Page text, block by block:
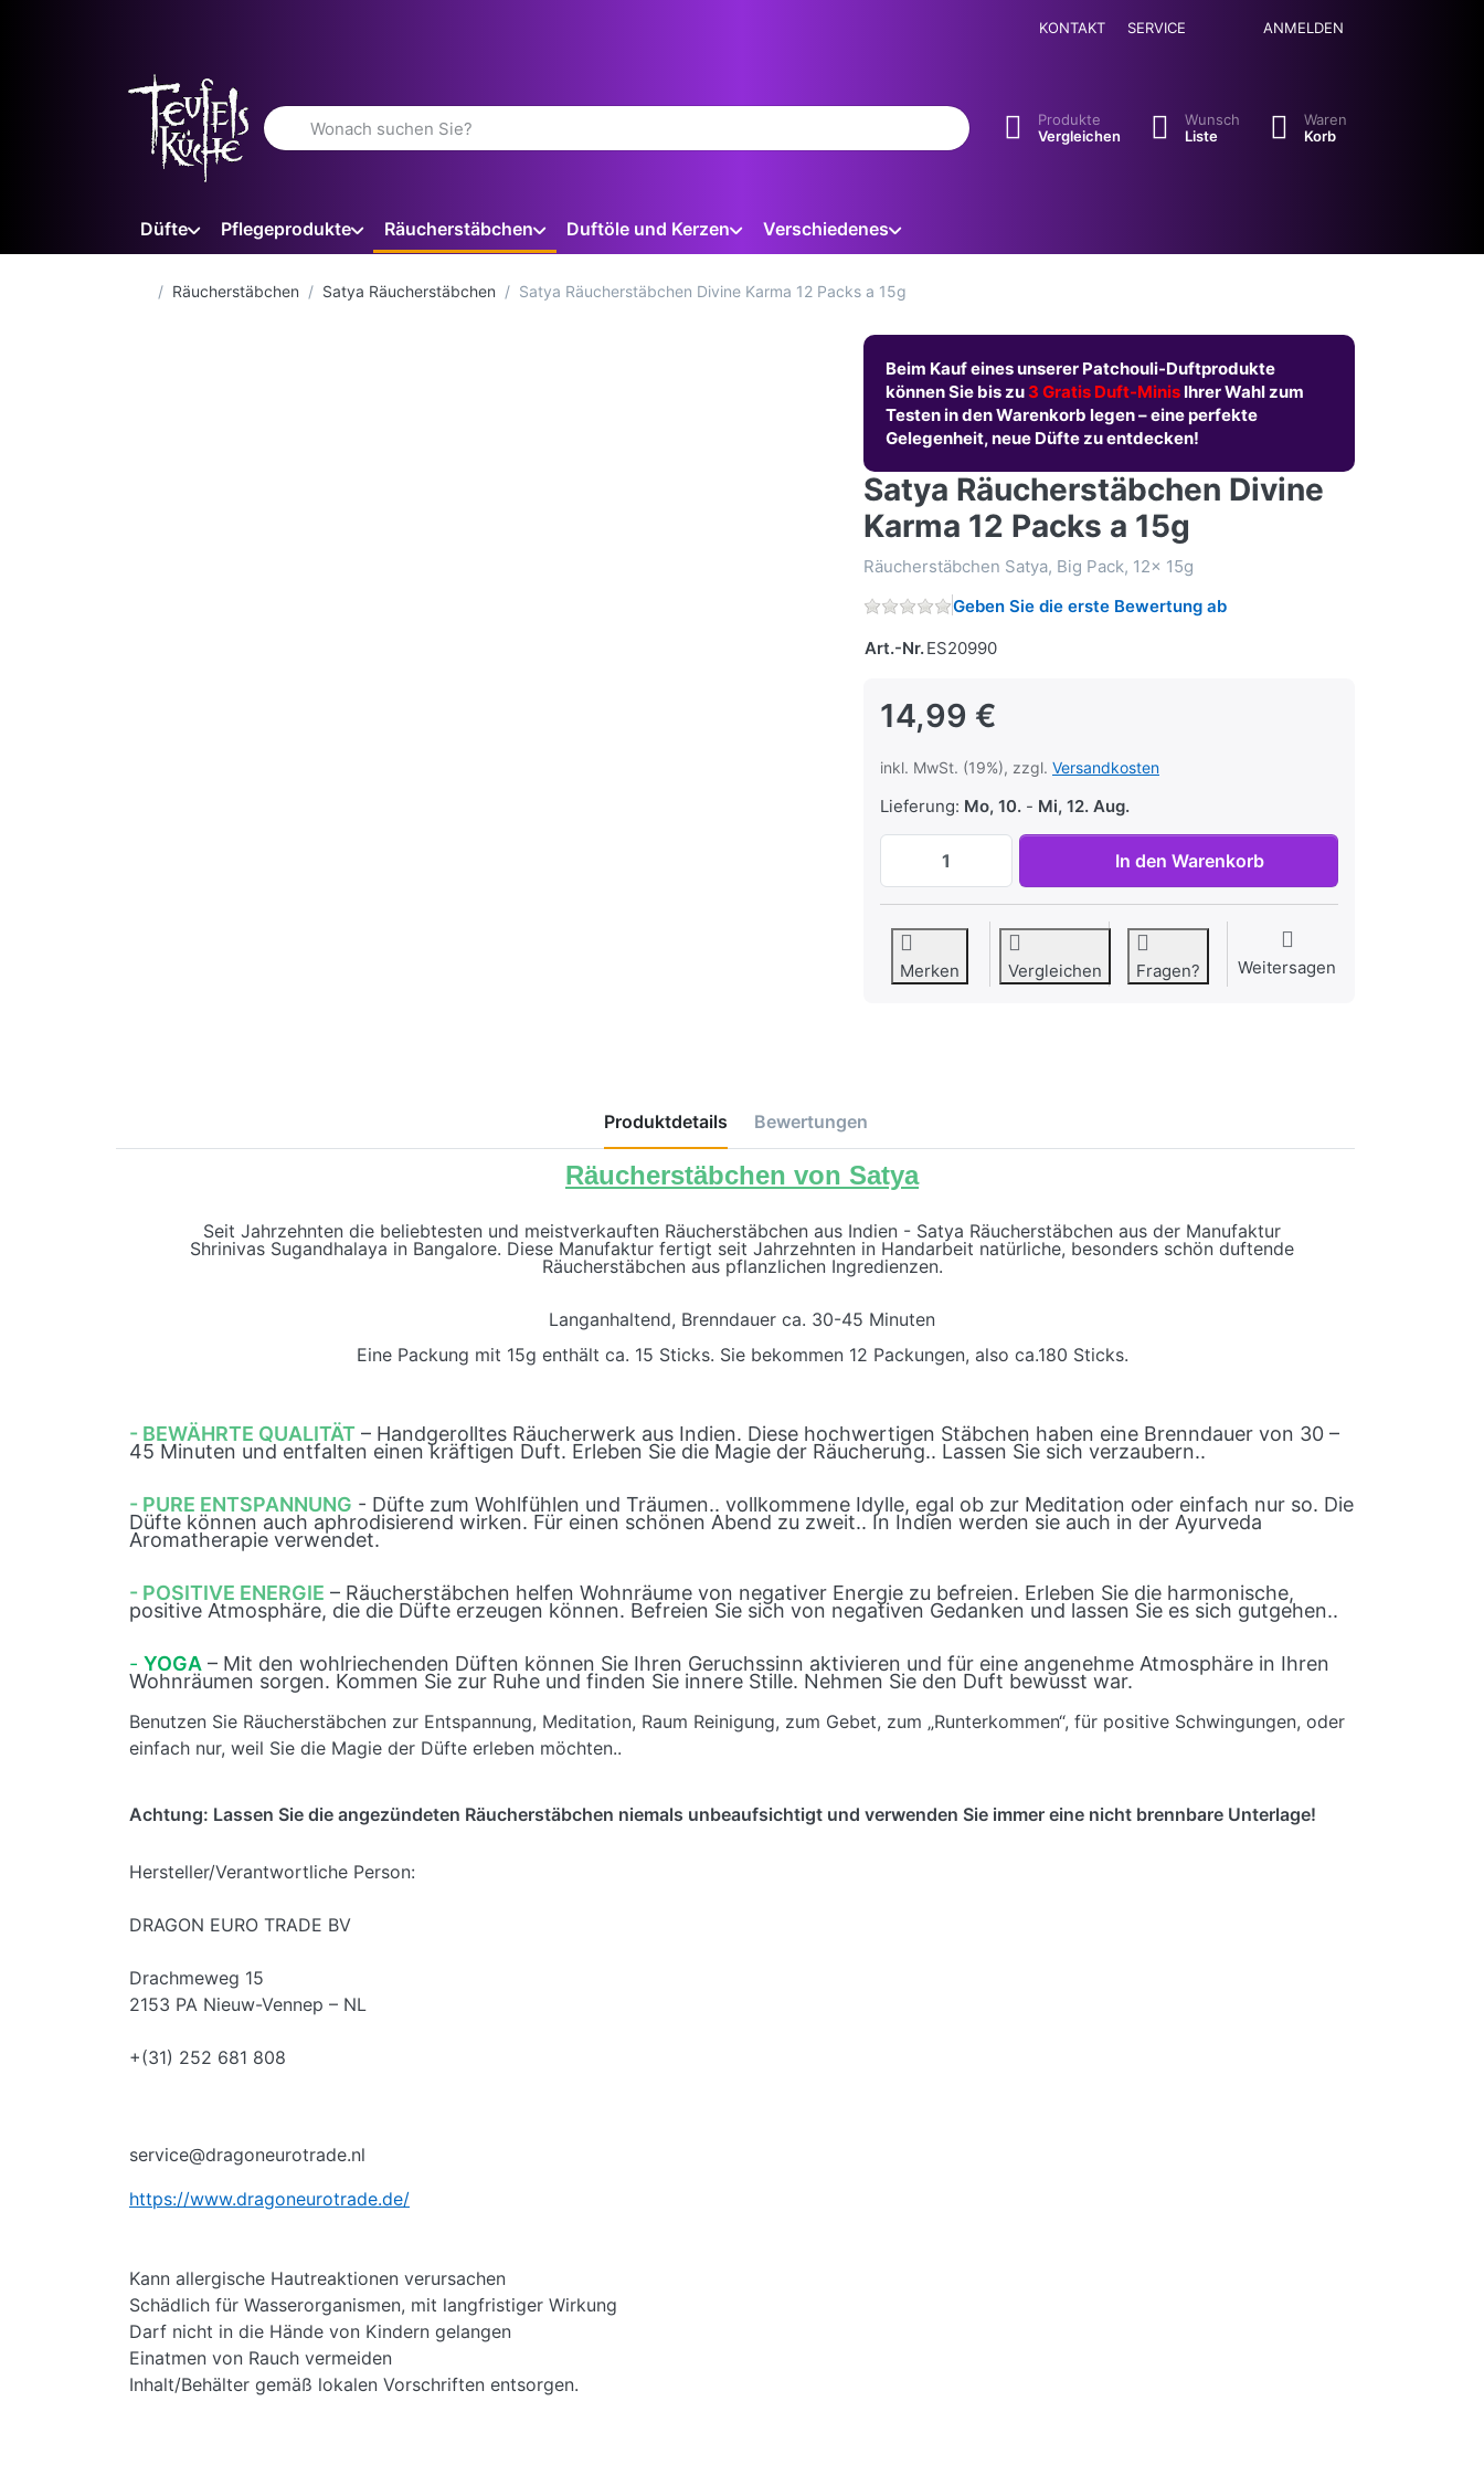
KONTAKT SERVICE ANMELDEN
Geben Sie einen Suchbegriff ein. Während Sie tippen, erscheinen automatisch erste Ergebnisse. Drücken Sie die Eingabetaste, um alle Ergebnisse
Produkte
Vergleichen
Wunsch
Liste
Waren
Korb
Düfte Pflegeprodukte Räucherstäbchen Duftöle und Kerzen Verschiedenes
Startseite
Räucherstäbchen Satya Räucherstäbchen Satya Räucherstäbchen Divine Karma 12 Packs a 15g
Beim Kauf eines unserer Patchouli-Duftprodukte
können Sie bis zu 3 Gratis Duft-Minis Ihrer Wahl zum
Testen in den Warenkorb legen – eine perfekte
Gelegenheit, neue Düfte zu entdecken!
Satya Räucherstäbchen Divine
Karma 12 Packs a 15g
Räucherstäbchen Satya, Big Pack, 12x 15g
Geben Sie die erste Bewertung ab
Art.-Nr.ES20990
14,99 €
inkl. MwSt. (19%), zzgl. Versandkosten
Lieferung: Mo, 10. - Mi, 12. Aug.
Satya Räucherstäbchen Divine Karma 12 Packs a 15g zu
In den Warenkorb
Merken Vergleichen Fragen? Weitersagen
Produktdetails Bewertungen
Räucherstäbchen von Satya
Seit Jahrzehnten die beliebtesten und meistverkauften Räucherstäbchen aus Indien - Satya Räucherstäbchen aus der Manufaktur
Shrinivas Sugandhalaya in Bangalore. Diese Manufaktur fertigt seit Jahrzehnten in Handarbeit natürliche, besonders schön duftende
Räucherstäbchen aus pflanzlichen Ingredienzen.
Langanhaltend, Brenndauer ca. 30-45 Minuten
Eine Packung mit 15g enthält ca. 15 Sticks. Sie bekommen 12 Packungen, also ca.180 Sticks.
- BEWÄHRTE QUALITÄT – Handgerolltes Räucherwerk aus Indien. Diese hochwertigen Stäbchen haben eine Brenndauer von 30 –
45 Minuten und entfalten einen kräftigen Duft. Erleben Sie die Magie der Räucherung.. Lassen Sie sich verzaubern..
- PURE ENTSPANNUNG - Düfte zum Wohlfühlen und Träumen.. vollkommene Idylle, egal ob zur Meditation oder einfach nur so. Die
Düfte können auch aphrodisierend wirken. Für einen schönen Abend zu zweit.. In Indien werden sie auch in der Ayurveda
Aromatherapie verwendet.
- POSITIVE ENERGIE – Räucherstäbchen helfen Wohnräume von negativer Energie zu befreien. Erleben Sie die harmonische,
positive Atmosphäre, die die Düfte erzeugen können. Befreien Sie sich von negativen Gedanken und lassen Sie es sich gutgehen..
- YOGA – Mit den wohlriechenden Düften können Sie Ihren Geruchssinn aktivieren und für eine angenehme Atmosphäre in Ihren
Wohnräumen sorgen. Kommen Sie zur Ruhe und finden Sie innere Stille. Nehmen Sie den Duft bewusst war.
Benutzen Sie Räucherstäbchen zur Entspannung, Meditation, Raum Reinigung, zum Gebet, zum „Runterkommen“, für positive Schwingungen, oder
einfach nur, weil Sie die Magie der Düfte erleben möchten..
Achtung: Lassen Sie die angezündeten Räucherstäbchen niemals unbeaufsichtigt und verwenden Sie immer eine nicht brennbare Unterlage!
Hersteller/Verantwortliche Person:
DRAGON EURO TRADE BV
Drachmeweg 15
2153 PA Nieuw-Vennep – NL
+(31) 252 681 808
service@dragoneurotrade.nl
https://www.dragoneurotrade.de/
Kann allergische Hautreaktionen verursachen
Schädlich für Wasserorganismen, mit langfristiger Wirkung
Darf nicht in die Hände von Kindern gelangen
Einatmen von Rauch vermeiden
Inhalt/Behälter gemäß lokalen Vorschriften entsorgen.